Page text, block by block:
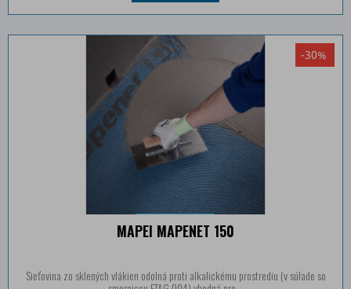
MAPEI MAPENET 150
Sieťovina zo sklených vlákien odolná proti alkalickému prostrediu (v súlade so
-30%